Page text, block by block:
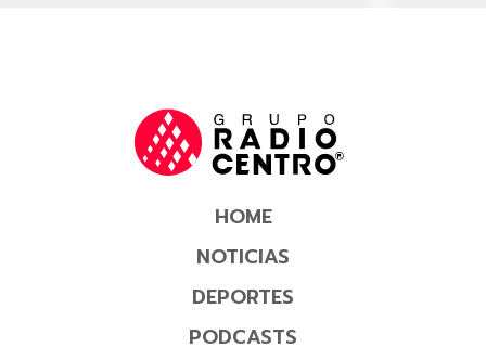
HOME
NOTICIAS
DEPORTES
PODCASTS